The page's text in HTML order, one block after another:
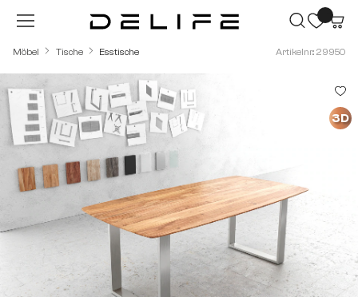
Zum Hauptinhalt springen
Möbel Tische Esstische Artikelnr.: 29950
Bildergalerie überspringen
3D